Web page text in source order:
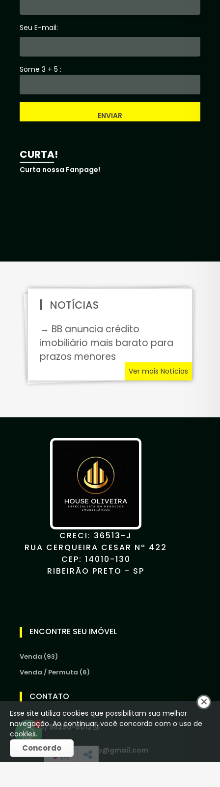
Seu E-mail:
Some 3 + 5 :
ENVIAR
CURTA!
Curta nossa Fanpage!
NOTÍCIAS
→ BB anuncia crédito
imobiliário mais barato para
prazos menores
Ver mais Notícias
CRECI: 36513-J
RUA CERQUEIRA CESAR Nº 422
CEP: 14010-130
RIBEIRÃO PRETO - SP
ENCONTRE SEU IMÓVEL
Venda (93)
Venda / Permuta (6)
CONTATO
(16) 98250-5012
houseoliveiraimob@gmail.com
1
(0)
Esse site utiliza cookies que possibilitam sua melhor
navegação. Ao continuar, você concorda com o uso de
cookies.
Concordo